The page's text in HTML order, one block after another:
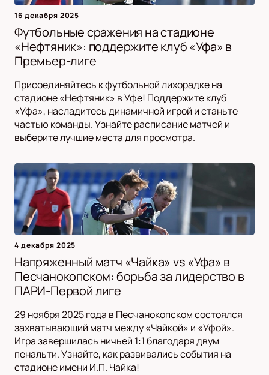
16 декабря 2025
Футбольные сражения на стадионе
«Нефтяник»: поддержите клуб «Уфа» в
Премьер-лиге
Присоединяйтесь к футбольной лихорадке на
стадионе «Нефтяник» в Уфе! Поддержите клуб
«Уфа», насладитесь динамичной игрой и станьте
частью команды. Узнайте расписание матчей и
выберите лучшие места для просмотра.
4 декабря 2025
Напряженный матч «Чайка» vs «Уфа» в
Песчанокопском: борьба за лидерство в
ПАРИ-Первой лиге
29 ноября 2025 года в Песчанокопском состоялся
захватывающий матч между «Чайкой» и «Уфой».
Игра завершилась ничьей 1:1 благодаря двум
пенальти. Узнайте, как развивались события на
стадионе имени И.П. Чайка!